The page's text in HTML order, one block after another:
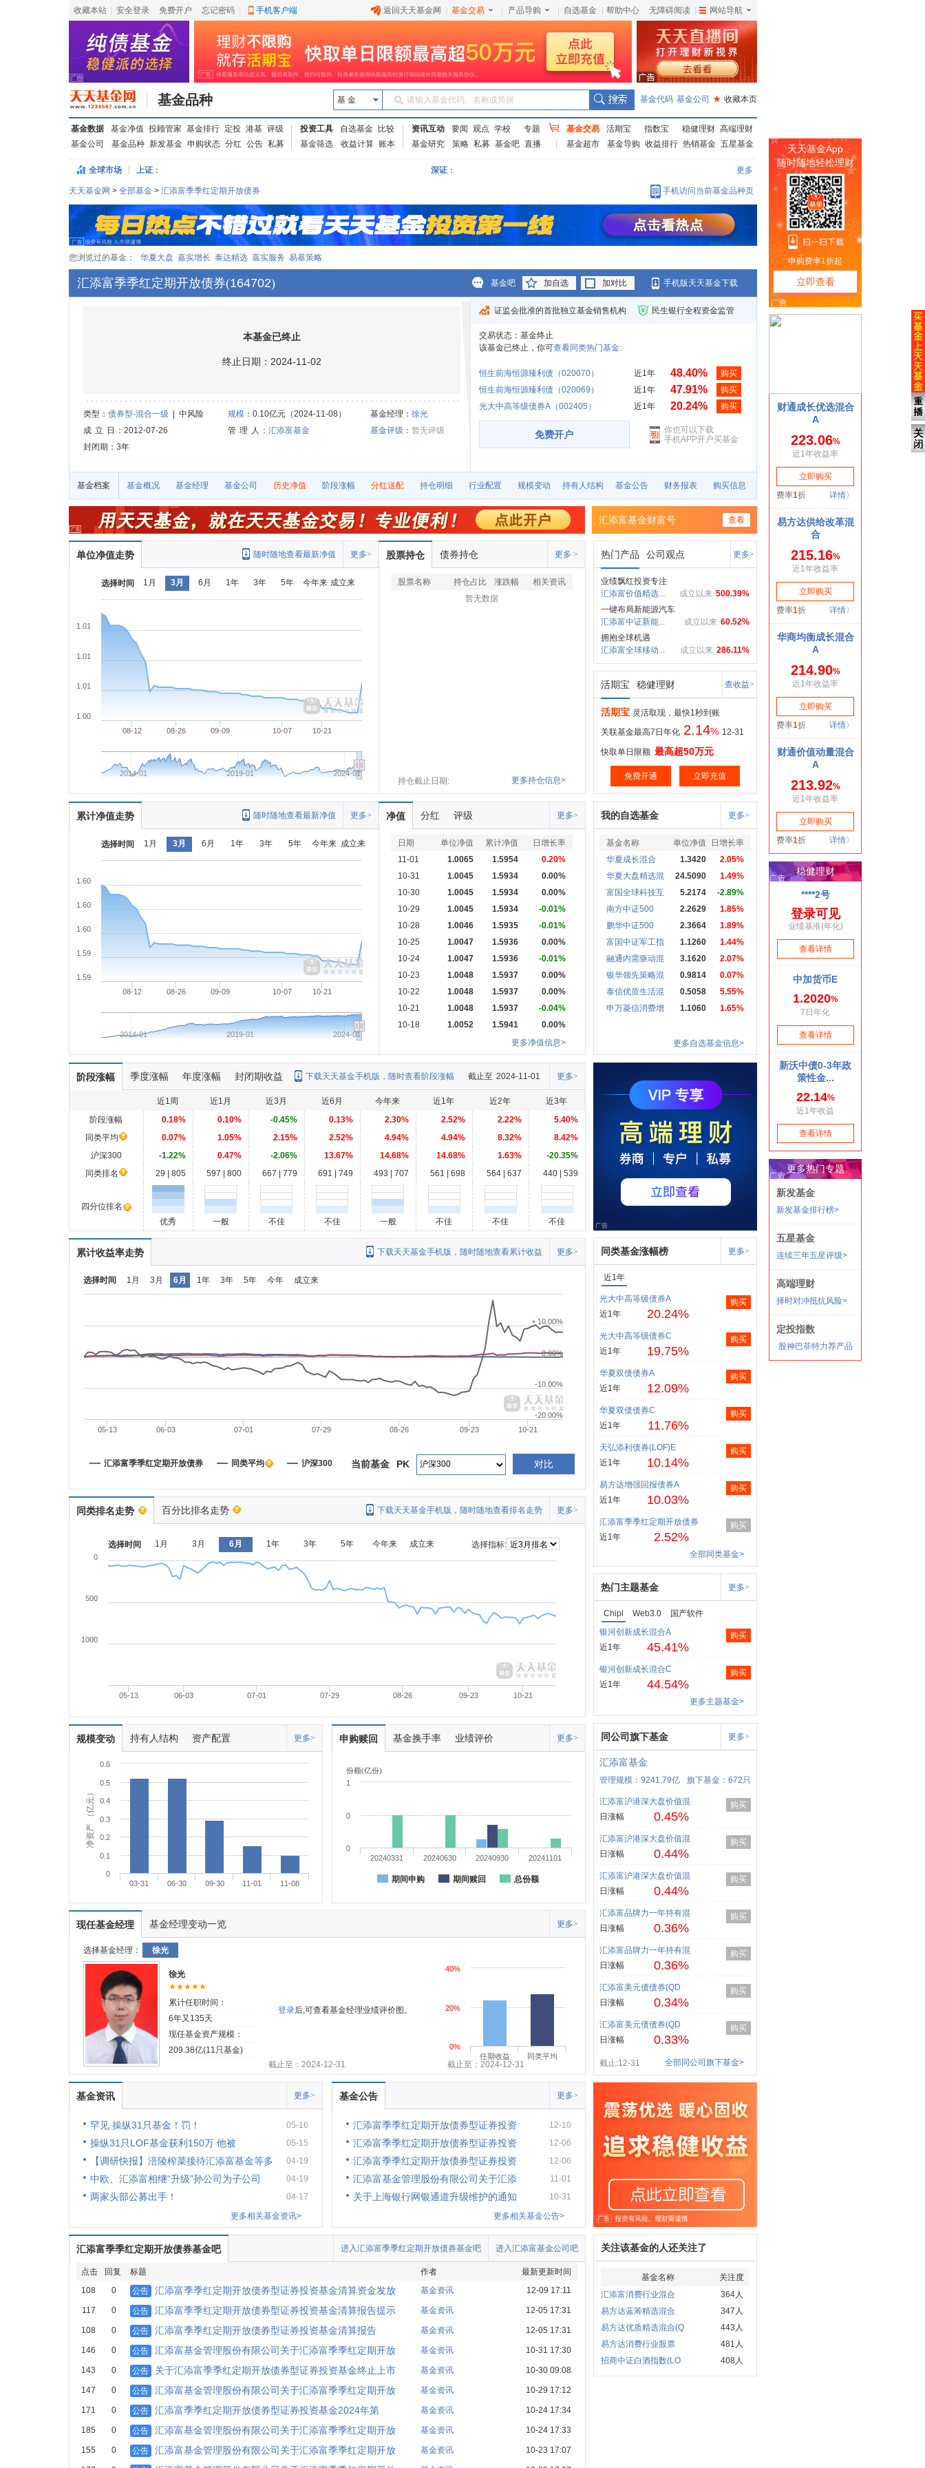
收藏本站 安全登录 免费开户 忘记密码 手机客户端 返回天天基金网 基金交易 产品导购 自选基金 帮助中心 无障碍阅读 网站导航
基金品种 基 金 请输入基金代码、名称或简拼 基金代码 基金公司 ★ 收藏本页
基金数据 基金净值 投顾管家 基金排行 定投 港基 评级
基金公司
基金品种 新发基金 申购状态 分红 公告 私募
投资工具 自选基金
比较
基金筛选
收益计算 账本
资讯互动 要闻 观点 学校
专题
基金研究
策略 私募 基金吧 直播
基金交易 活期宝 指数宝 稳健理财 高端理财
基金超市
基金导购 收益排行 热销基金 五星基金
全球市场 上证： 深证： 更多
天天基金网 > 全部基金 > 汇添富季季红定期开放债券 手机访问当前基金品种页
您浏览过的基金： 华夏大盘 嘉实增长 泰达精选 嘉实服务 易基策略
汇添富季季红定期开放债券(164702) 基金吧 加自选 加对比 手机版天天基金下载
本基金已终止
终止日期：2024-11-02
类型： 债券型-混合一级 | 中风险 规模：0.10亿元（2024-11-08） 基金经理： 徐光
成 立 日
：2012-07-26 管 理 人 ： 汇添富基金 基金评级 ： 暂无评级
封闭期：3年
证监会批准的首批独立基金销售机构 民生银行全程资金监管
交易状态： 基金终止
该基金已终止，你可查看同类热门基金:
恒生前海恒源臻利债（020070） 近1年 48.40%
购买
恒生前海恒源臻利债（020069）
近1年 47.91%
购买
光大中高等级债券A（002405）
近1年 20.24% 购买
免费开户
你也可以下载
手机APP开户买基金
基金档案 基金概况 基金经理 基金公司 历史净值 阶段涨幅 分红送配 持仓明细 行业配置 规模变动 持有人结构 基金公告 财务报表 购买信息
汇添富基金财富号 查看
单位净值走势 更多>
随时随地查看最新净值
选择时间 1月 3月 6月 1年 3年 5年 今年来 成立来
08-12 08-26 09-09 10-07 10-21
2014-01 2019-01 2024-01
1.00
1.01
1.01
1.01
股票持仓 债券持仓 更多 >
股票名称 持仓占比 涨跌幅
相关资讯
暂无数据
持仓截止日期: 更多持仓信息>
热门产品 公司观点 更多>
业绩飘红投资专注
500.39%
成立以来
汇添富价值精选...
一键布局新能源汽车
60.52%
成立以来
汇添富中证新能...
拥抱全球机遇
286.11%
成立以来
汇添富全球移动...
活期宝 稳健理财 查收益>
活期宝 灵活取现，最快1秒到账
关联基金最高7日年化 2.14% 12-31
快取单日限额 最高超50万元
免费开通 立即充值
累计净值走势 更多>
随时随地查看最新净值
选择时间 1月 3月 6月 1年 3年 5年 今年来 成立来
08-12 08-26 09-09 10-07 10-21
2014-01 2019-01 2024-01
1.59
1.59
1.60
1.60
1.60
净值 分红 评级 更多>
日期 单位净值 累计净值
日增长率
11-01
1.0065 1.5954
0.20%
10-31
1.0045 1.5934
0.00%
10-30
1.0045 1.5934
0.00%
10-29
1.0045 1.5934
-0.01%
10-28
1.0046 1.5935
-0.01%
10-25
1.0047 1.5936
0.00%
10-24
1.0047 1.5936
-0.01%
10-23
1.0048 1.5937
0.00%
10-22
1.0048 1.5937
0.00%
10-21
1.0048 1.5937
-0.04%
10-18
1.0052 1.5941
0.00%
更多净值信息>
我的自选基金 更多>
基金名称 单位净值
日增长率
华夏成长混合
1.3420
2.05%
华夏大盘精选混
24.5090
1.49%
富国全球科技互
5.2174
-2.89%
南方中证500
2.2629
1.85%
鹏华中证500
2.3664
1.89%
富国中证军工指
1.1260
1.44%
融通内需驱动混
3.1620
2.07%
银华领先策略混
0.9814
0.07%
泰信优质生活混
0.5058
5.55%
申万菱信消费增
1.1060 1.65%
更多自选基金信息>
阶段涨幅 季度涨幅 年度涨幅 封闭期收益 更多>
截止至 2024-11-01
下载天天基金手机版，随时查看阶段涨幅
近1周 近1月 近3月 近6月 今年来 近1年 近2年
近3年
阶段涨幅
0.18% 0.10% -0.45% 0.13% 2.30% 2.52% 2.22%
5.40%
同类平均
0.07% 1.05% 2.15% 2.52% 4.94% 4.94% 8.32%
8.42%
沪深300
-1.22% 0.47% -2.06% 13.67% 14.68% 14.68% 1.63%
-20.35%
同类排名
29 | 805 597 | 800 667 | 779 691 | 749 493 | 707 561 | 698 564 | 637 440 | 539
四分位排名
优秀
一般 不佳 不佳 一般 不佳 不佳 不佳
累计收益率走势 更多>
下载天天基金手机版，随时随地查看累计收益
选择时间 1月 3月 6月 1年 3年 5年 今年 成立来
05-13 06-03 07-01 07-29 08-26 09-23 10-21
-20.00%
-10.00%
0.00%
+ 10.00%
汇添富季季红定期开放债券 同类平均 沪深300 对比
PK
当前基金
同类排名走势 百分比排名走势 更多>
下载天天基金手机版，随时随地查看排名走势
选择指标:
选择时间 1月 3月 6月 1年 3年 5年 今年来 成立来
05-13 06-03 07-01 07-29 08-26 09-23 10-21
0
500
1000
规模变动 持有人结构 资产配置 更多>
净资产 （亿元）
03-31 06-30 09-30 11-01 11-08
0
0.1
0.2
0.3
0.4
0.5
0.6
申购赎回 基金换手率 业绩评价 更多>
份额(亿份)
期间申购 期间赎回 总份额
20240331 20240630 20240930 20241101
0
0
1
现任基金经理 基金经理变动一览 更多>
选择基金经理： 徐光
徐光
★★★★★
累计任职时间：
6年又135天
现任基金资产规模：
209.38亿(11只基金)
登录后,可查看基金经理业绩评价图。
任期收益 同类平均
0%
20%
40%
截止至：2024-12-31 截止至：2024-12-31
基金资讯 更多>
罕见 操纵31只基金！罚！ 05-16
操纵31只LOF基金获利150万 他被 05-15
【调研快报】涪陵榨菜接待汇添富基金等多 04-19
中欧、汇添富相继“升级”孙公司为子公司 04-19
两家头部公募出手！
04-17
更多相关基金资讯>
基金公告 更多>
汇添富季季红定期开放债券型证券投资 12-10
汇添富季季红定期开放债券型证券投资 12-06
汇添富季季红定期开放债券型证券投资 12-06
汇添富基金管理股份有限公司关于汇添 11-01
关于上海银行网银通道升级维护的通知
10-31
更多相关基金公告>
汇添富季季红定期开放债券基金吧 进入汇添富基金公司吧
进入汇添富季季红定期开放债券基金吧
点击 回复 标题 作者
最新更新时间
108
0 公告 汇添富季季红定期开放债券型证券投资基金清算资金发放 基金资讯 12-09 17:11
117 0 公告 汇添富季季红定期开放债券型证券投资基金清算报告提示 基金资讯 12-05 17:31
108 0 公告 汇添富季季红定期开放债券型证券投资基金清算报告 基金资讯 12-05 17:31
146 0 公告 汇添富基金管理股份有限公司关于汇添富季季红定期开放 基金资讯 10-31 17:30
143 0 公告 关于汇添富季季红定期开放债券型证券投资基金终止上市 基金资讯 10-30 09:08
147 0 公告 汇添富基金管理股份有限公司关于汇添富季季红定期开放 基金资讯 10-29 17:12
171 0 公告 汇添富季季红定期开放债券型证券投资基金2024年第 基金资讯 10-24 17:34
185 0 公告 汇添富基金管理股份有限公司关于汇添富季季红定期开放 基金资讯 10-24 17:33
155 0 公告 汇添富基金管理股份有限公司关于汇添富季季红定期开放 基金资讯 10-23 17:07
同类基金涨幅榜 更多>
近1年
光大中高等级债券A
近1年
20.24%
购买
光大中高等级债券C
近1年
19.75%
购买
华夏双债债券A
近1年
12.09%
购买
华夏双债债券C
近1年
11.76%
购买
天弘添利债券(LOF)E
近1年
10.14%
购买
易方达增强回报债券A
近1年
10.03%
购买
汇添富季季红定期开放债券
近1年
2.52%
购买
全部同类基金>
热门主题基金 更多>
Chipl Web3.0
国产软件
银河创新成长混合A
近1年
45.41%
购买
银河创新成长混合C
近1年
44.54%
购买
更多主题基金>
同公司旗下基金 更多>
汇添富基金
管理规模：9241.79亿 旗下基金：672只
汇添富沪港深大盘价值混
日涨幅
0.45%
购买
汇添富沪港深大盘价值混
日涨幅
0.44%
购买
汇添富沪港深大盘价值混
日涨幅
0.44%
购买
汇添富品牌力一年持有混
日涨幅
0.36%
购买
汇添富品牌力一年持有混
日涨幅
0.36%
购买
汇添富美元债债券(QD
日涨幅
0.34%
购买
汇添富美元债债券(QD
日涨幅
0.33%
购买
截止:12-31 全部同公司旗下基金>
关注该基金的人还关注了
基金名称
关注度
汇添富消费行业混合
364人
易方达蓝筹精选混合
347人
易方达优质精选混合(Q
443人
易方达消费行业股票
481人
招商中证白酒指数(LO
408人